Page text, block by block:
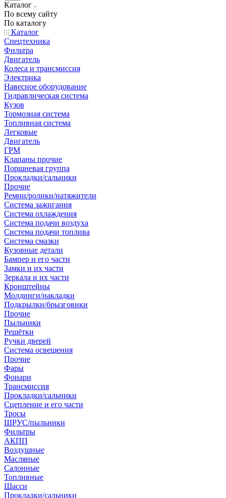
Каталог
По всему сайту
По каталогу
Каталог
Спецтехника
Фильтра
Двигатель
Колеса и трансмиссия
Электрика
Навесное оборудование
Гидравлическая система
Кузов
Тормозная система
Топливная система
Легковые
Двигатель
ГРМ
Клапаны прочие
Поршневая группа
Прокладки/сальники
Прочие
Ремни/ролики/натяжители
Система зажигания
Система охлаждения
Система подачи воздуха
Система подачи топлива
Система смазки
Кузовные детали
Бампер и его части
Замки и их части
Зеркала и их части
Кронштейны
Молдинги/накладки
Подкрылки/брызговики
Прочие
Пыльники
Решётки
Ручки дверей
Система освещения
Прочие
Фары
Фонари
Трансмиссия
Прокладки/сальники
Сцепление и его части
Тросы
ШРУС/пыльники
Фильтры
АКПП
Воздушные
Масляные
Салонные
Топливные
Шасси
Прокладки/сальники